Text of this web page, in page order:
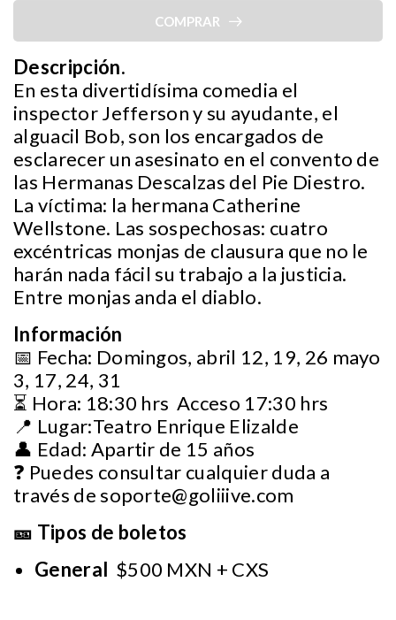
COMPRAR
Descripción.
En esta divertidísima comedia el
inspector Jefferson y su ayudante, el
alguacil Bob, son los encargados de
esclarecer un asesinato en el convento de
las Hermanas Descalzas del Pie Diestro.
La víctima: la hermana Catherine
Wellstone. Las sospechosas: cuatro
excéntricas monjas de clausura que no le
harán nada fácil su trabajo a la justicia.
Entre monjas anda el diablo.
Información
📅 Fecha: Domingos, abril 12, 19, 26 mayo
3, 17, 24, 31
⏳ Hora: 18:30 hrs Acceso 17:30 hrs
📍 Lugar:Teatro Enrique Elizalde
👤 Edad: Apartir de 15 años
❓ Puedes consultar cualquier duda a
través desoporte@goliiive.com
🎫 Tipos de boletos
General $500 MXN + CXS